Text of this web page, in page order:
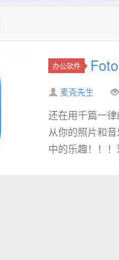
办公软件
麦克先生
还在用千篇一
从你的照片和
中的乐趣！！